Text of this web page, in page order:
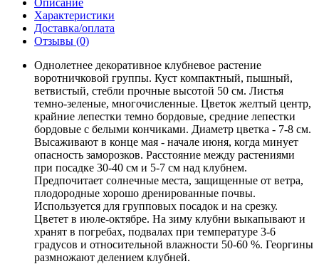
Характеристики
Доставка/оплата
Отзывы (0)
Однолетнее декоративное клубневое растение
воротничковой группы. Куст компактный, пышный,
ветвистый, стебли прочные высотой 50 см. Листья
темно-зеленые, многочисленные. Цветок желтый центр,
крайние лепестки темно бордовые, средние лепестки
бордовые с белыми кончиками. Диаметр цветка - 7-8 см.
Высаживают в конце мая - начале июня, когда минует
опасность заморозков. Расстояние между растениями
при посадке 30-40 см и 5-7 см над клубнем.
Предпочитает солнечные места, защищенные от ветра,
плодородные хорошо дренированные почвы.
Используется для групповых посадок и на срезку.
Цветет в июле-октябре. На зиму клубни выкапывают и
хранят в погребах, подвалах при температуре 3-6
градусов и относительной влажности 50-60 %. Георгины
размножают делением клубней.